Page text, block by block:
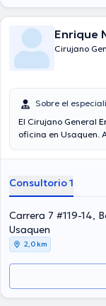
Enrique
Cirujano
Sobre el
El Cirujano General
oficina en Usaquen.
especialidad. El Dr.
diversas
intervenido en
una formación
difundido diversos
manejados por el Dr.
Consultorio 1
Carrera 7 #119-14,
Usaquen
2,0 km